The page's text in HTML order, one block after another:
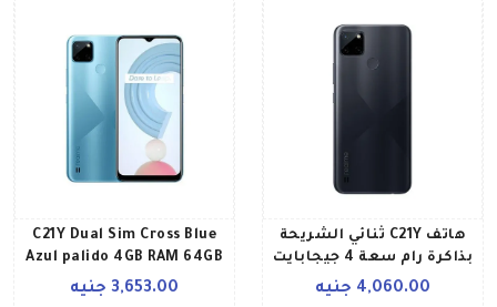
هاتف C21Y ثنائي الشريحة
بذاكرة رام سعة 4 جيجابايت
4,060.00 جنيه
C21Y Dual Sim Cross Blue
Azul palido 4GB RAM 64GB
4G LTE Global Version
3,653.00 جنيه